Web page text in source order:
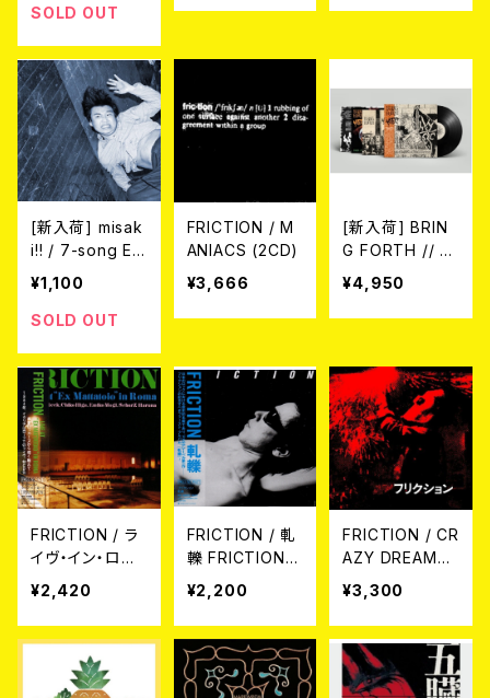
やがってぐちなら
SOLD OUT
udio et Live -
イナル）
[新入荷] misak
i!! / 7-song EP
(CD)
¥1,100
SOLD OUT
FRICTION / M
ANIACS (2CD)
¥3,666
[新入荷] BRIN
G FORTH // M.
F.C. / "POWER
OF BREAK TH
ROUGH THE B
PLIT LP (限定1
50枚BLACK)
¥4,950
FRICTION / ラ
イヴ・イン・ロー
マ (CD)
¥2,420
FRICTION / 軋
轢 FRICTION
(CD)
¥2,200
FRICTION / CR
AZY DREAM
(7")
¥3,300